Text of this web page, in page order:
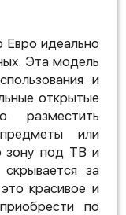
Евро идеально
Эта модель
и
открытые
или
зону под ТВ и
за
красивое и
по